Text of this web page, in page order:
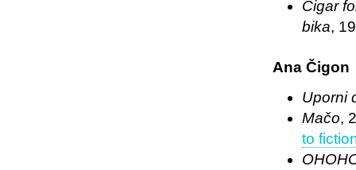
Cigar
bika,
Ana Čigon
Uporni
Mačo,
to